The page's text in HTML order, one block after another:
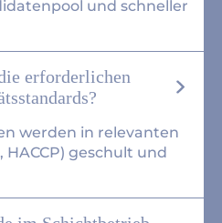
und schneller
erforderlichen
werden in relevanten
HACCP) geschult und